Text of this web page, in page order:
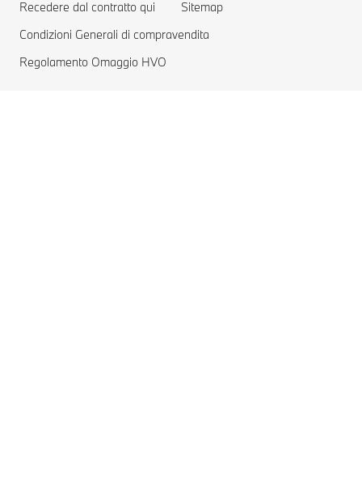
Recedere dal contratto qui
Sitemap
Condizioni Generali di compravendita
Regolamento Omaggio HVO